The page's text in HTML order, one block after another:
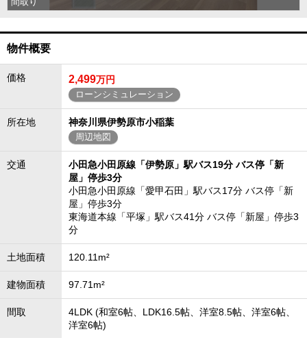
物件概要
価格 2,499万円
ローンシミュレーション
所在地 神奈川県伊勢原市小稲葉
周辺地図
交通
小田急小田原線「伊勢原」駅バス19分 バス停「新
屋」停歩3分
小田急小田原線「愛甲石田」駅バス17分 バス停「新
屋」停歩3分
東海道本線「平塚」駅バス41分 バス停「新屋」停歩3
分
土地面積 120.11m²
建物面積 97.71m²
間取
4LDK (和室6帖、LDK16.5帖、洋室8.5帖、洋室6帖、
洋室6帖)